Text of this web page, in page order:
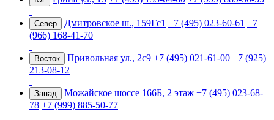
Север Дмитровское ш., 159Гс1 +7 (495) 023-60-61 +7
(966) 168-41-70
Восток Привольная ул., 2с9 +7 (495) 021-61-00 +7 (925)
213-08-12
Запад Можайское шоссе 166Б, 2 этаж +7 (495) 023-68-
78 +7 (999) 885-50-77